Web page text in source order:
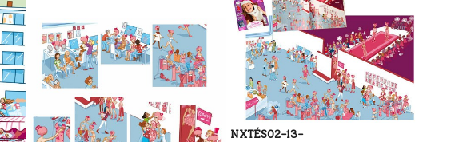
NXTÉS02-13-